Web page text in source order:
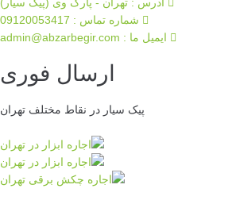
شماره تماس : 09120053417
ایمیل ما :‌ admin@abzarbegir.com
ارسال فوری
پیک سیار در نقاط مختلف تهران